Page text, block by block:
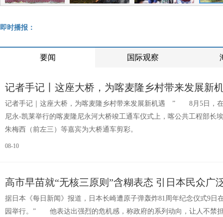
即时播报：
要闻 国际观察
记者手记丨这座大桥，为喀麦隆乡村带来发展新
记者手记｜这座大桥，为喀麦隆乡村带来发展新机遇 ” 8月5日，
尼永-凯莱举行的喀麦隆尼永河大桥竣工通车仪式上，喀公共工程部长
朱梅西（前左三）等嘉宾为大桥通车剪彩。
08-10
高市早苗就“无核三原则”含糊表态 引日本民众广
据日本《每日新闻》报道，日本长崎遭原子弹轰炸81周年纪念仪式9日
园举行。” 他表达出强烈的危机感，称政府的系列动向，让人不禁